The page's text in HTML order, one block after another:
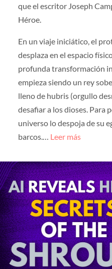
que el escritor Joseph
Héroe.
En un viaje iniciático, el
desplaza en el espacio
profunda transformación
empieza siendo un rey
lleno de hubris (orgullo
desafiar a los dioses. Para
universo lo despoja de su
barcos.… Leer más